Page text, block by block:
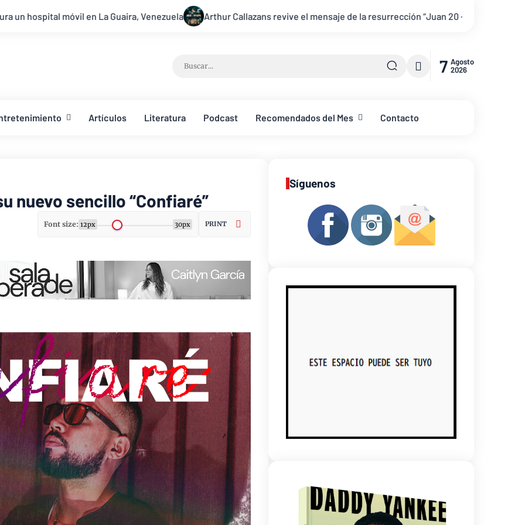
Guaira, Venezuela Arthur Callazans revive el mensaje de la resurrección “Juan 20 + Por Siempre” YouVersion y
7 Agosto
2026
Artículos Literatura Podcast Recomendados del Mes Contacto
nuevo sencillo “Confiaré”
Font size: 12px 30px PRINT
Síguenos